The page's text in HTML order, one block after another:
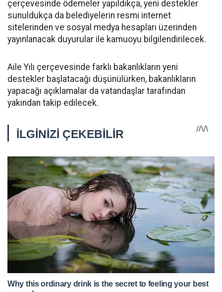
çerçevesinde ödemeler yapıldıkça, yeni destekler
sunuldukça da belediyelerin resmi internet
sitelerinden ve sosyal medya hesapları üzerinden
yayınlanacak duyurular ile kamuoyu bilgilendirilecek.
Aile Yılı çerçevesinde farklı bakanlıkların yeni
destekler başlatacağı düşünülürken, bakanlıkların
yapacağı açıklamalar da vatandaşlar tarafından
yakından takip edilecek.